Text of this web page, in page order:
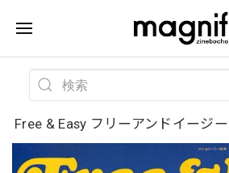
Free & Easy フリーアンドイージ